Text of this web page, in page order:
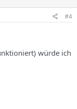
#4
würde ich